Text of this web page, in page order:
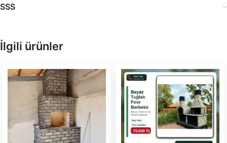
SSS
İlgili ürünler